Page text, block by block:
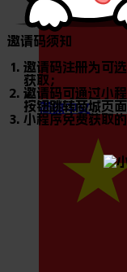
简体中文
邀请码须知
邀请码注册为可
获取；
邀请码可通过小
按钮跳转商城页面
小程序免费获取